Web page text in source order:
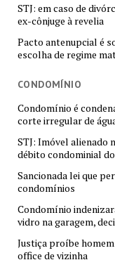
STJ: em caso de
ex-cônjuge à revelia
Pacto antenupcial é
escolha de regime
CONDOMÍNIO
Condomínio é
corte irregular de
STJ: Imóvel alienado
débito condominial
Sancionada lei que
condomínios
Condomínio
vidro na garagem,
Justiça proíbe
office de vizinha